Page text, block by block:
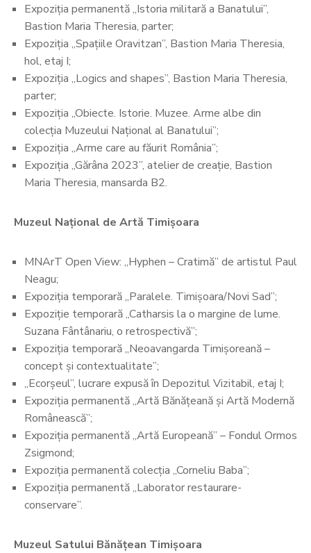
Expoziția permanentă „Istoria militară a Banatului”,
Bastion Maria Theresia, parter;
Expoziția „Spațiile Oravitzan”, Bastion Maria Theresia,
hol, etaj I;
Expoziția „Logics and shapes”, Bastion Maria Theresia,
parter;
Expoziția „Obiecte. Istorie. Muzee. Arme albe din
colecția Muzeului Național al Banatului”;
Expoziția „Arme care au făurit România”;
Expoziția „Gărâna 2023”, atelier de creație, Bastion
Maria Theresia, mansarda B2.
Muzeul Național de Artă Timișoara
MNArT Open View: „Hyphen – Cratimă” de artistul Paul
Neagu;
Expoziția temporară „Paralele. Timișoara/Novi Sad”;
Expoziție temporară „Catharsis la o margine de lume.
Suzana Fântânariu, o retrospectivă”;
Expoziția temporară „Neoavangarda Timișoreană –
concept și contextualitate”;
„Ecorșeul”, lucrare expusă în Depozitul Vizitabil, etaj I;
Expoziția permanentă „Artă Bănățeană și Artă Modernă
Românească”;
Expoziția permanentă „Artă Europeană” – Fondul Ormos
Zsigmond;
Expoziția permanentă colecția „Corneliu Baba”;
Expoziția permanentă „Laborator restaurare-
conservare”.
Muzeul Satului Bănățean Timișoara